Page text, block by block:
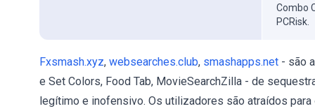
Combo
PCRisk.
Fxsmash.xyz, websearches.club, smashapps.net - são
e Set Colors, Food Tab, MovieSearchZilla - de
legítimo e inofensivo. Os utilizadores são atraídos